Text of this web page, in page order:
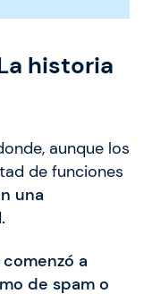
historia
aunque los
de funciones
una
comenzó a
de spam o